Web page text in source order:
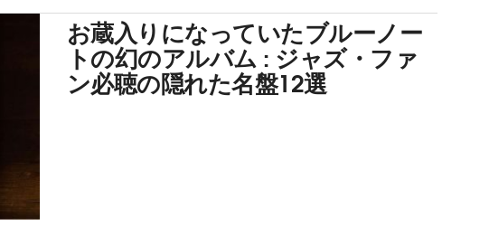
お蔵入りになっていたブルーノー
トの幻のアルバム : ジャズ・ファ
ン必聴の隠れた名盤12選